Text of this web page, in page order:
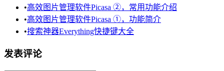
•高效图片管理软件Picasa ②，常用功能介绍
•高效图片管理软件Picasa ①，功能简介
•搜索神器Everything快捷键大全
发表评论